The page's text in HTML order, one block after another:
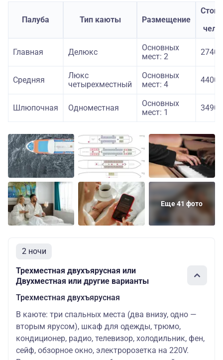
Палуба Тип каюты Размещение
Главная Делюкс
Основных
мест: 2
Средняя
Люкс
четырехместный
Основных
мест: 4
Шлюпочная Одноместная
Основных
мест: 1
Еще 41 фото
2 ночи
Трехместная двухъярусная или
Двухместная или другие варианты
Трехместная двухъярусная
В каюте: три спальных места (два внизу, одно —
вторым ярусом), шкаф для одежды, трюмо,
кондиционер, радио, телевизор, холодильник, фен,
сейф, обзорное окно, электророзетка на 220V.